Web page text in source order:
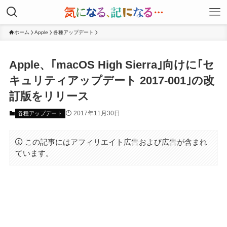
ホーム Apple 各種アップデート
Apple、｢macOS High Sierra｣向けに｢セ
キュリティアップデート 2017-001｣の改
訂版をリリース
各種アップデート 2017年11月30日
この記事にはアフィリエイト広告および広告が含まれ
ています。